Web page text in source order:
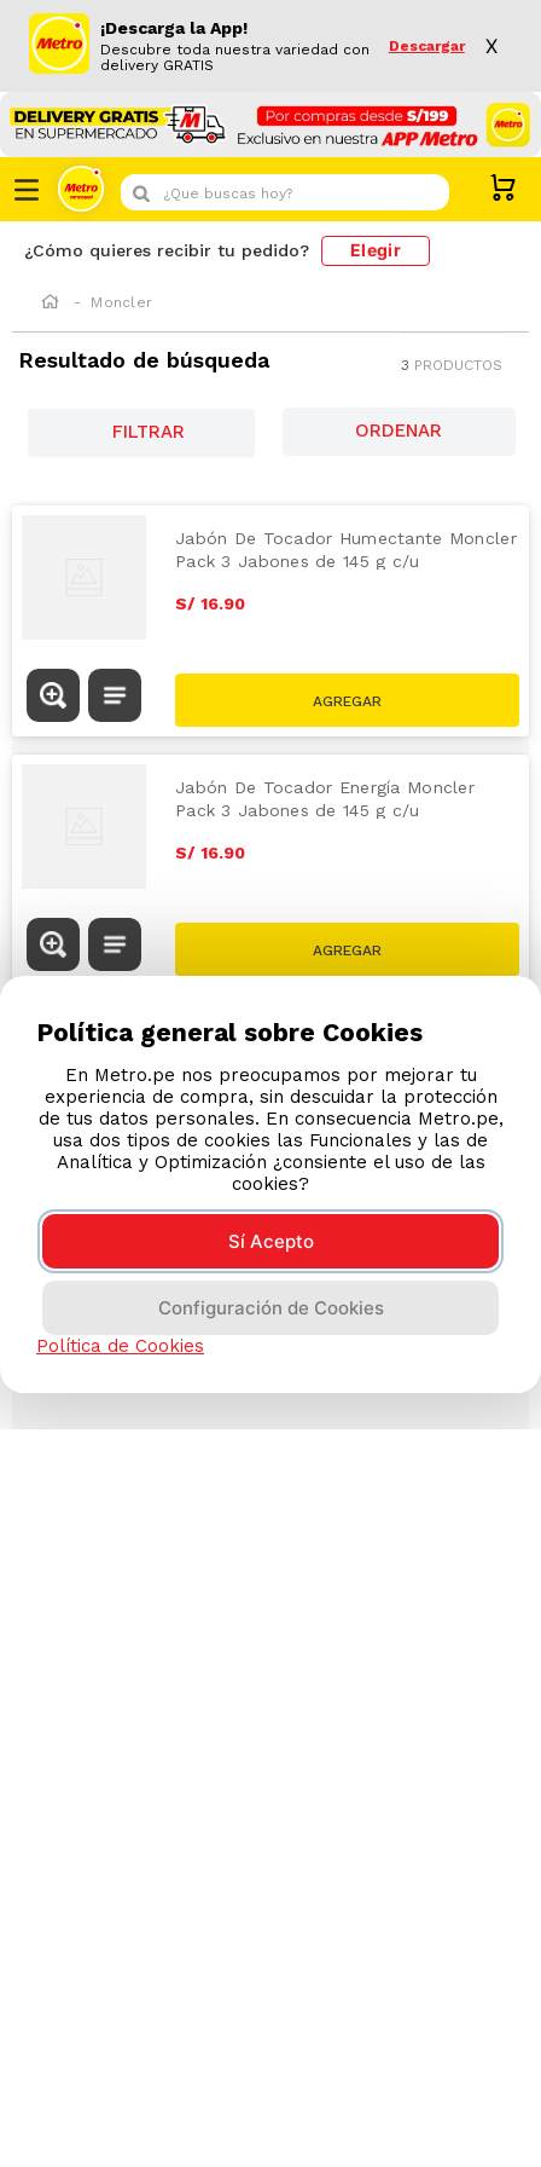
¡Descarga la App!
Descubre toda nuestra variedad con
delivery GRATIS
Descargar X
¿Que buscas hoy?
¿Cómo quieres recibir tu pedido? Elegir
Moncler
Resultado de búsqueda 3 PRODUCTOS
FILTRAR
Jabón De Tocador Humectante Moncler
Pack 3 Jabones de 145 g c/u
S/ 16.90
Jabón De Tocador Energía Moncler
Pack 3 Jabones de 145 g c/u
S/ 16.90
Política general sobre Cookies
En Metro.pe nos preocupamos por mejorar tu
experiencia de compra, sin descuidar la protección
de tus datos personales. En consecuencia Metro.pe,
usa dos tipos de cookies las Funcionales y las de
Analítica y Optimización ¿consiente el uso de las
cookies?
Sí Acepto
Configuración de Cookies
Política de Cookies